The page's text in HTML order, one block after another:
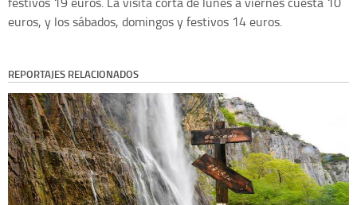
euros, y los sábados, domingos y festivos 14 euros.
REPORTAJES RELACIONADOS